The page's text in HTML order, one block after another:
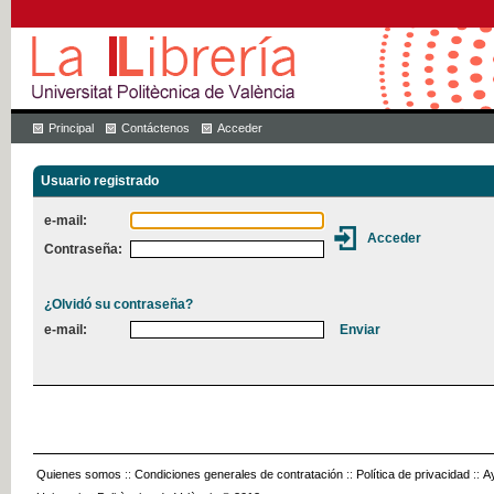
Principal Contáctenos Acceder
Usuario registrado
e-mail:
Contraseña:
¿Olvidó su contraseña?
e-mail:
Quienes somos :: Condiciones generales de contratación :: Política de privacidad ::